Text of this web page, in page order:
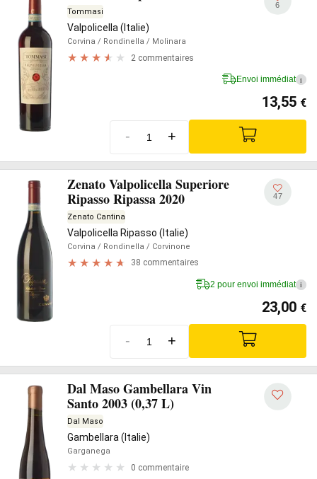
Tommasi
Valpolicella (Italie)
Corvina / Rondinella / Molinara
2 commentaires
6
Envoi immédiat i
13,55 €
- +
Zenato Valpolicella Superiore
Ripasso Ripassa 2020
Zenato Cantina
Valpolicella Ripasso (Italie)
Corvina / Rondinella / Corvinone
38 commentaires
47
2 pour envoi immédiat i
23,00 €
- +
Dal Maso Gambellara Vin
Santo 2003 (0,37 L)
Dal Maso
Gambellara (Italie)
Garganega
0 commentaire